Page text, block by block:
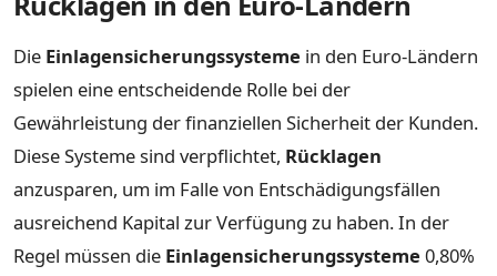
Die Einlagensicherungssysteme in den Euro-Ländern
spielen eine entscheidende Rolle bei der
Gewährleistung der finanziellen Sicherheit der Kunden.
Diese Systeme sind verpflichtet, Rücklagen
anzusparen, um im Falle von Entschädigungsfällen
ausreichend Kapital zur Verfügung zu haben. In der
Regel müssen die Einlagensicherungssysteme 0,80%